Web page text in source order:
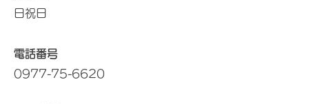
日祝日
電話番号
0977-75-6620